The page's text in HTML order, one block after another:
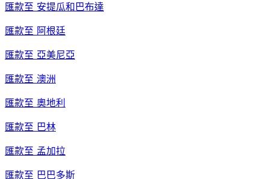
匯款至 安提瓜和巴布達
匯款至 阿根廷
匯款至 亞美尼亞
匯款至 澳洲
匯款至 奧地利
匯款至 巴林
匯款至 孟加拉
匯款至 巴巴多斯